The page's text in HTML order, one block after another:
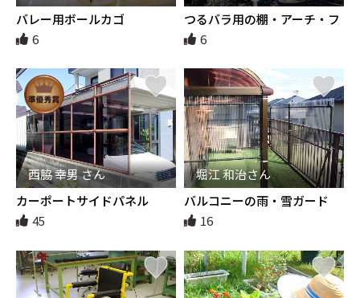
バレー用ボールカゴ
6
つるバラ用の棚・アーチ・フ
ェンスとオーナメント用フェ
ンス一体化
6
西脇 幸男 さん
カーポートサイドパネル
45
堀江 和治さん
バルコニーの雨・雪ガード
16